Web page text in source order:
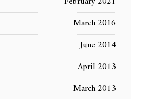
March 2016
June 2014
April 2013
March 2013